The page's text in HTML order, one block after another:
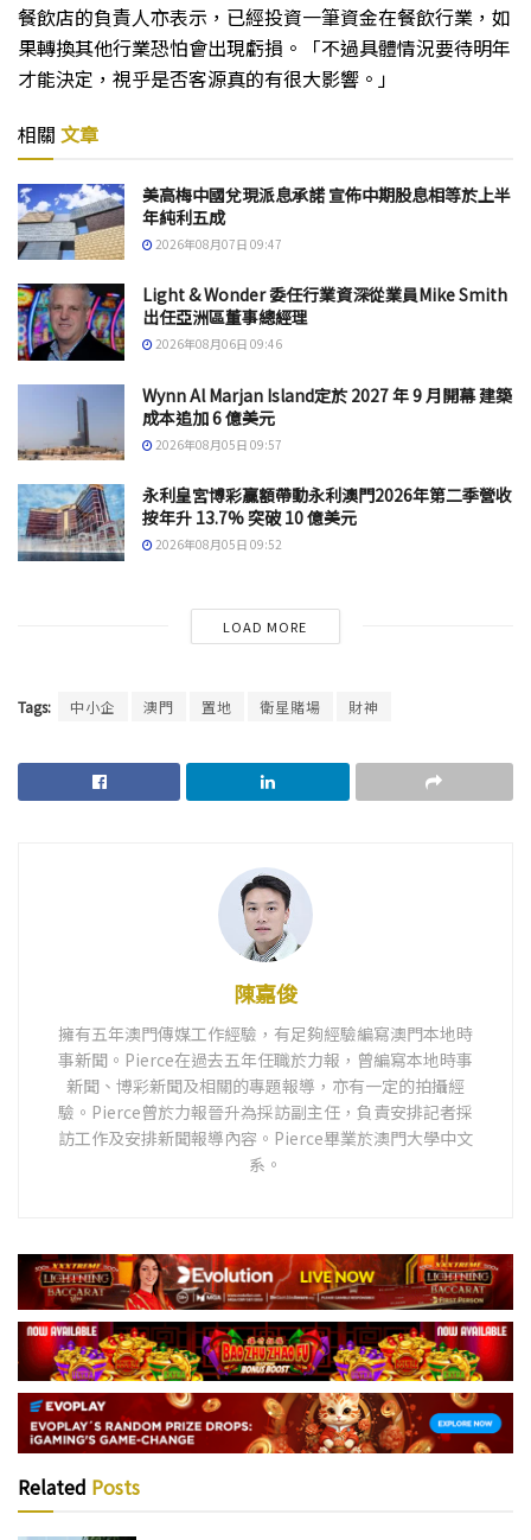
餐飲店的負責人亦表示，已經投資一筆資金在餐飲行業，如
果轉換其他行業恐怕會出現虧損。「不過具體情況要待明年
才能決定，視乎是否客源真的有很大影響。」
相關 文章
美高梅中國兌現派息承諾 宣佈中期股息相等於上半
年純利五成
2026年08月07日 09:47
Light & Wonder 委任行業資深從業員Mike Smith
出任亞洲區董事總經理
2026年08月06日 09:46
Wynn Al Marjan Island定於 2027 年 9 月開幕 建築
成本追加 6 億美元
2026年08月05日 09:57
永利皇宮博彩贏額帶動永利澳門2026年第二季營收
按年升 13.7% 突破 10 億美元
2026年08月05日 09:52
LOAD MORE
Tags: 中小企 澳門 置地 衛星賭場 財神
陳嘉俊
擁有五年澳門傳媒工作經驗，有足夠經驗編寫澳門本地時
事新聞。Pierce在過去五年任職於力報，曾編寫本地時事
新聞、博彩新聞及相關的專題報導，亦有一定的拍攝經
驗。Pierce曾於力報晉升為採訪副主任，負責安排記者採
訪工作及安排新聞報導內容。Pierce畢業於澳門大學中文
系。
Related Posts